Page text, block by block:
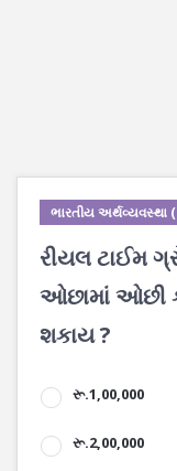
ભારતીય
રીયલ ટાઈમ
ઓછામાં ઓછી
શકાય ?
રૂ.1,00,000
રૂ.2,00,000